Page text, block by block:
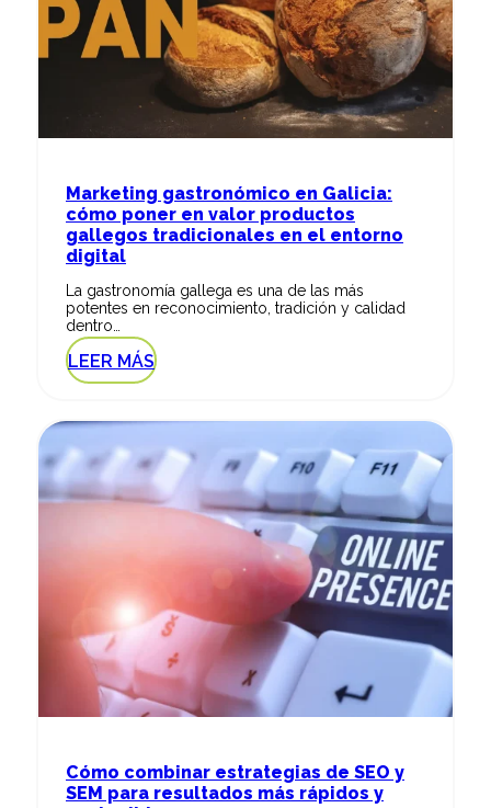
Marketing gastronómico en Galicia:
cómo poner en valor productos
gallegos tradicionales en el entorno
digital
La gastronomía gallega es una de las más
potentes en reconocimiento, tradición y calidad
dentro…
LEER MÁS
Cómo combinar estrategias de SEO y
SEM para resultados más rápidos y